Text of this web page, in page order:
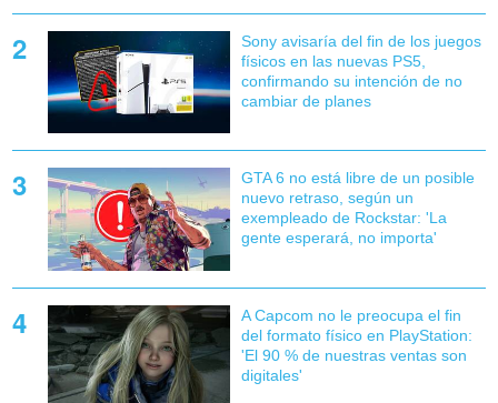
Sony avisaría del fin de los juegos
físicos en las nuevas PS5,
confirmando su intención de no
cambiar de planes
GTA 6 no está libre de un posible
nuevo retraso, según un
exempleado de Rockstar: 'La
gente esperará, no importa'
A Capcom no le preocupa el fin
del formato físico en PlayStation:
'El 90 % de nuestras ventas son
digitales'